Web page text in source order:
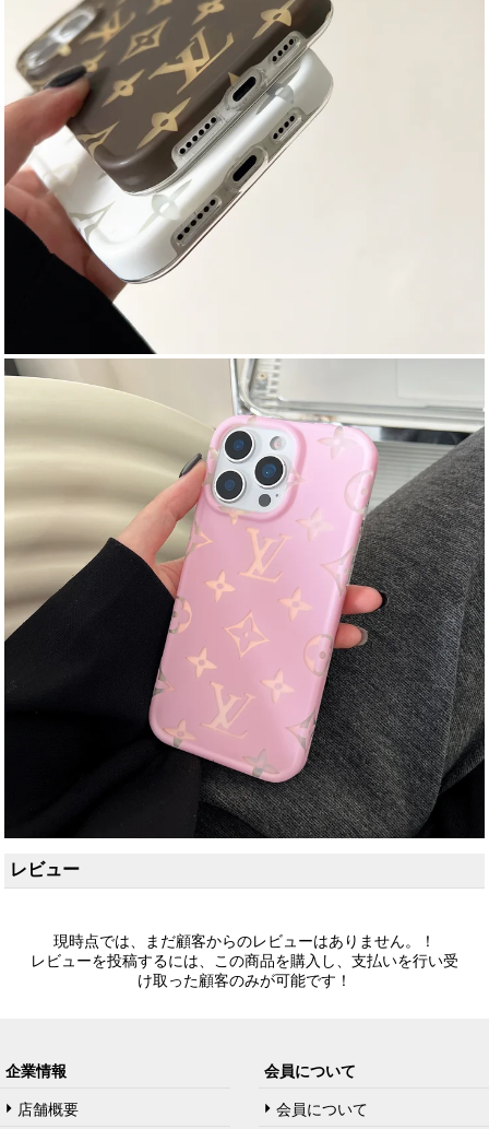
レビュー
現時点では、まだ顧客からのレビューはありません。！
レビューを投稿するには、この商品を購入し、支払いを行い受
け取った顧客のみが可能です！
企業情報
店舗概要
会員について
会員について